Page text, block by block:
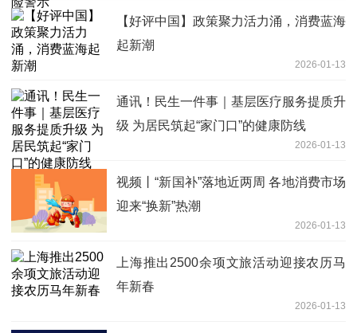
【好评中国】政策聚力活力涌，消费蓝海
起新潮
2026-01-13
通讯！民生一件事｜基层医疗服务提质升
级 为居民筑起“家门口”的健康防线
2026-01-13
视频丨“新国补”落地近两周 各地消费市场
迎来“换新”热潮
2026-01-13
上海推出2500余项文旅活动迎接农历马
年新春
2026-01-13